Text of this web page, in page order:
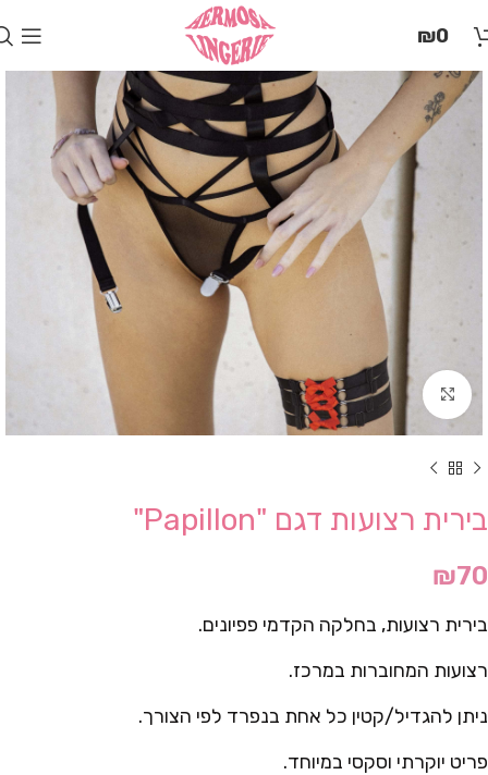
זֶה
מַעֲרֶכֶת
"המרכז
הישראלי
אָתָרִים".
הַמְּסַיַּעַת
הָאֲתָר.
תַּפְרִיט
הֵנְּגִישׁוּת
לְחַץ
ALT+0
₪0
Click to enlarge
בירית רצועות דגם "Papillon"
₪70
בירית רצועות, בחלקה הקדמי פפיונים.
רצועות המחוברות במרכז.
ניתן להגדיל/קטין כל אחת בנפרד לפי הצורך.
פריט יוקרתי וסקסי במיוחד.